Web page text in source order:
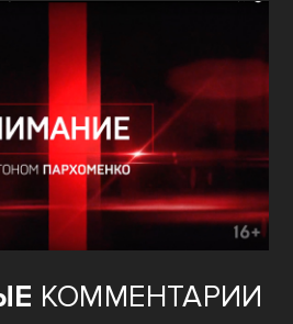
КОММЕНТАРИИ